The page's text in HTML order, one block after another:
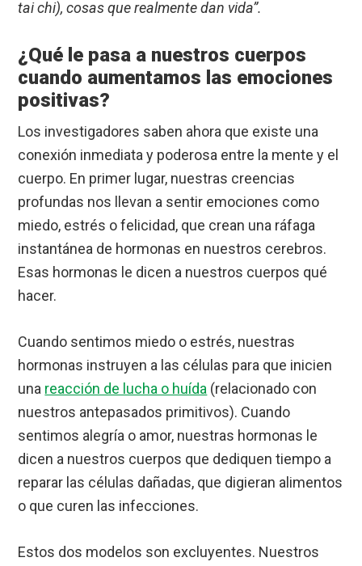
tai chi), cosas que realmente dan vida”.
¿Qué le pasa a nuestros cuerpos
cuando aumentamos las emociones
positivas?
Los investigadores saben ahora que existe una
conexión inmediata y poderosa entre la mente y el
cuerpo. En primer lugar, nuestras creencias
profundas nos llevan a sentir emociones como
miedo, estrés o felicidad, que crean una ráfaga
instantánea de hormonas en nuestros cerebros.
Esas hormonas le dicen a nuestros cuerpos qué
hacer.
Cuando sentimos miedo o estrés, nuestras
hormonas instruyen a las células para que inicien
una reacción de lucha o huída (relacionado con
nuestros antepasados primitivos). Cuando
sentimos alegría o amor, nuestras hormonas le
dicen a nuestros cuerpos que dediquen tiempo a
reparar las células dañadas, que digieran alimentos
o que curen las infecciones.
Estos dos modelos son excluyentes. Nuestros